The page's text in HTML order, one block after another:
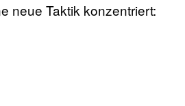
neue Taktik konzentriert: